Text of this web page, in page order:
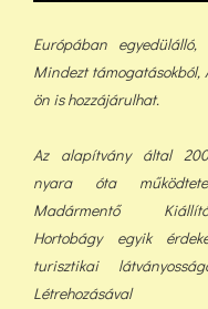
Európában
Mindezt támogatásokból,
ön is hozzájárulhat.
Az alapítvány által
nyara óta
Madármentő
Hortobágy egyik
turisztikai
Létrehozásával